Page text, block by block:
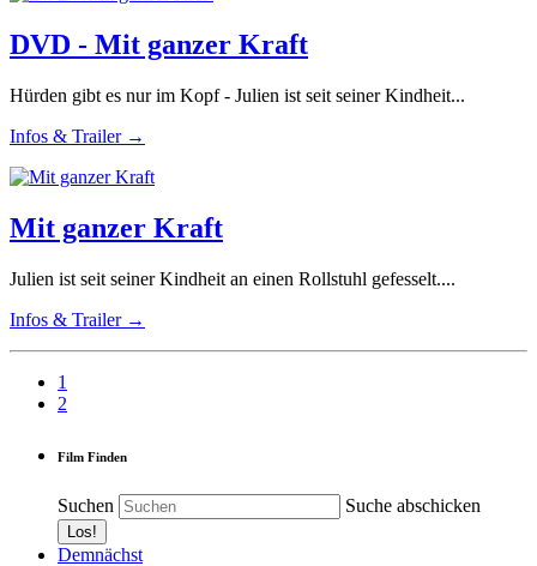
DVD - Mit ganzer Kraft
Hürden gibt es nur im Kopf - Julien ist seit seiner Kindheit...
Infos & Trailer →
Mit ganzer Kraft
Julien ist seit seiner Kindheit an einen Rollstuhl gefesselt....
Infos & Trailer →
1
2
Film Finden
Suchen Suche abschicken
Demnächst